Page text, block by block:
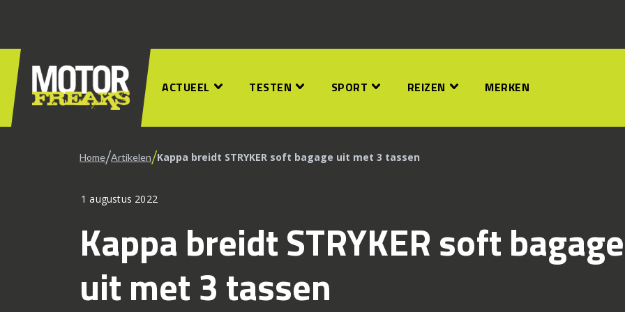
ACTUEEL TESTEN SPORT REIZEN MERKEN
Home/Artikelen/Kappa breidt STRYKER soft bagage uit met 3 tassen
1 augustus 2022
Kappa breidt STRYKER soft bagage
uit met 3 tassen